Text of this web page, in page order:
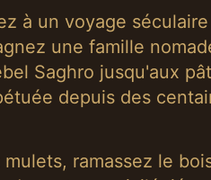
à un voyage séculaire
une famille
Saghro jusqu'aux
depuis des
ramassez le